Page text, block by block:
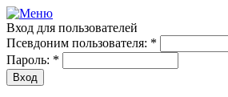
Вход для пользователей
Псевдоним пользователя: *
Пароль: *